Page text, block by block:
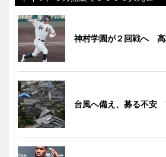
神村学園が２回戦へ
台風へ備え、募る不安